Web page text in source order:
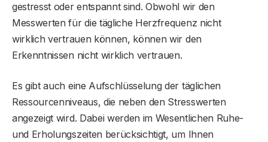
gestresst oder entspannt sind. Obwohl wir den
Messwerten für die tägliche Herzfrequenz nicht
wirklich vertrauen können, können wir den
Erkenntnissen nicht wirklich vertrauen.
Es gibt auch eine Aufschlüsselung der täglichen
Ressourcenniveaus, die neben den Stresswerten
angezeigt wird. Dabei werden im Wesentlichen Ruhe-
und Erholungszeiten berücksichtigt, um Ihnen